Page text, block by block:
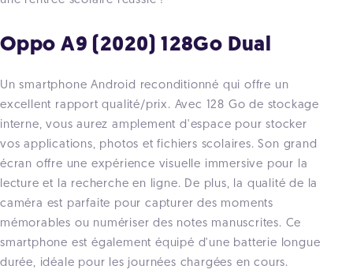
Oppo A9 (2020) 128Go Dual
Un smartphone Android reconditionné qui offre un
excellent rapport qualité/prix. Avec 128 Go de stockage
interne, vous aurez amplement d'espace pour stocker
vos applications, photos et fichiers scolaires. Son grand
écran offre une expérience visuelle immersive pour la
lecture et la recherche en ligne. De plus, la qualité de la
caméra est parfaite pour capturer des moments
mémorables ou numériser des notes manuscrites. Ce
smartphone est également équipé d'une batterie longue
durée, idéale pour les journées chargées en cours.